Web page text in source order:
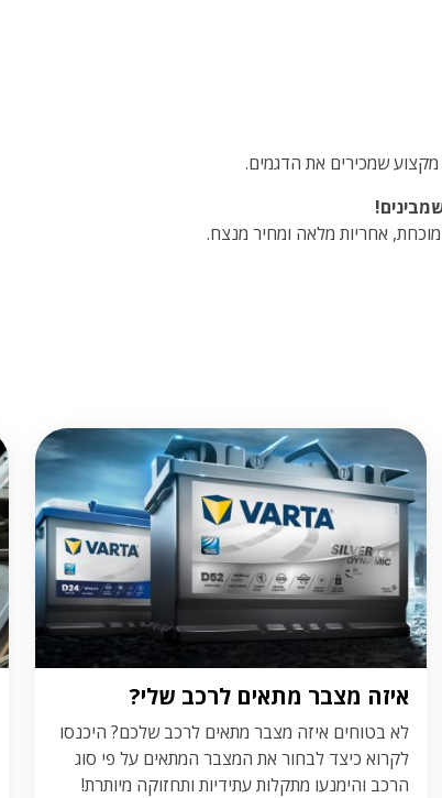
מקצוע שמכירים את הדגמים.
איזה מצבר מתאים לרכב שלי?
לא בטוחים איזה מצבר מתאים לרכב שלכם? היכנסו
לקרוא כיצד לבחור את המצבר המתאים על פי סוג
הרכב והימנעו מתקלות עתידיות ותחזוקה מיותרת!